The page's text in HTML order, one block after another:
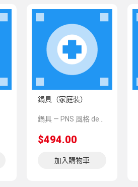
鍋具（家庭裝）
$494.00
加入購物車